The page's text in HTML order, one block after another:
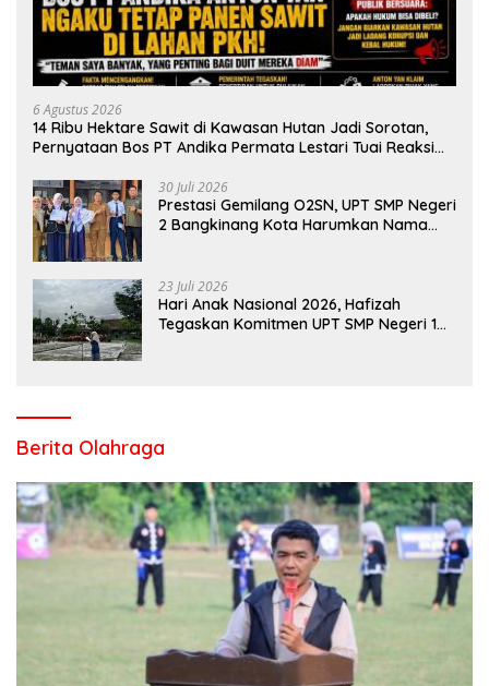
6 Agustus 2026
14 Ribu Hektare Sawit di Kawasan Hutan Jadi Sorotan,
Pernyataan Bos PT Andika Permata Lestari Tuai Reaksi
30 Juli 2026
Prestasi Gemilang O2SN, UPT SMP Negeri
2 Bangkinang Kota Harumkan Nama
23 Juli 2026
Hari Anak Nasional 2026, Hafizah
Tegaskan Komitmen UPT SMP Negeri 1
Berita Olahraga